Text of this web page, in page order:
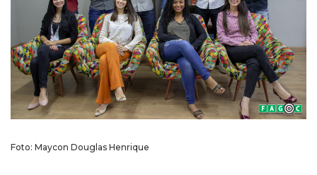
Foto: Maycon Douglas Henrique